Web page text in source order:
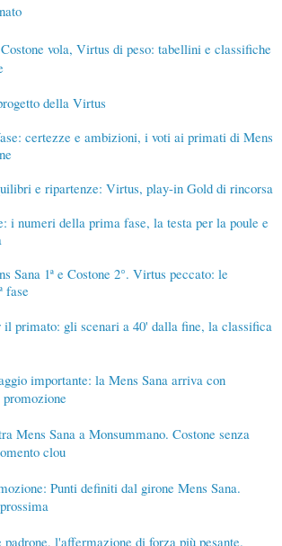
vola, Virtus di peso: tabellini e classifiche
della Virtus
certezze e ambizioni, i voti ai primati di Mens
e ripartenze: Virtus, play-in Gold di rincorsa
i numeri della prima fase, la testa per la poule e
Sana 1ª e Costone 2°. Virtus peccato: le
fase
il primato: gli scenari a 40' dalla fine, la classifica
importante: la Mens Sana arriva con
Mens Sana a Monsummano. Costone senza
clou
Punti definiti dal girone Mens Sana.
l'affermazione di forza più pesante.